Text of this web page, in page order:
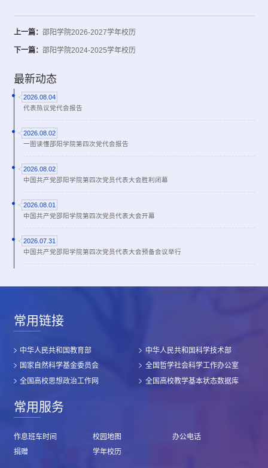
上一篇： 邵阳学院2026-2027学年校历
下一篇： 邵阳学院2024-2025学年校历
最新动态
2026.08.04
代表热议党代会报告
2026.08.02
一图读懂邵阳学院第四次党代会报告
2026.08.02
中国共产党邵阳学院第四次党员代表大会胜利闭幕
2026.08.01
中国共产党邵阳学院第四次党员代表大会开幕
2026.07.31
中国共产党邵阳学院第四次党员代表大会预备会议举行
常用链接
中华人民共和国教育部
中华人民共和国科学技术部
国家自然科学基金委员会
全国哲学社会科学工作办公室
全国高校思想政治工作网
全国高校教学基本状态数据库
常用服务
作息班车时间 校园地图
办公电话
捐赠
学年校历